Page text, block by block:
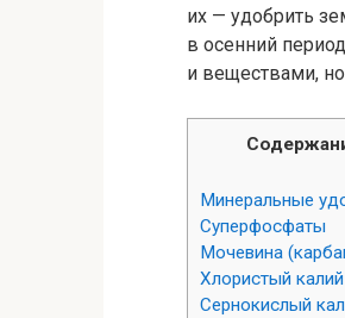
их — удобрить
в осенний
и веществами,
Минеральные
Суперфосфаты
Мочевина
Хлористый калий
Сернокислый